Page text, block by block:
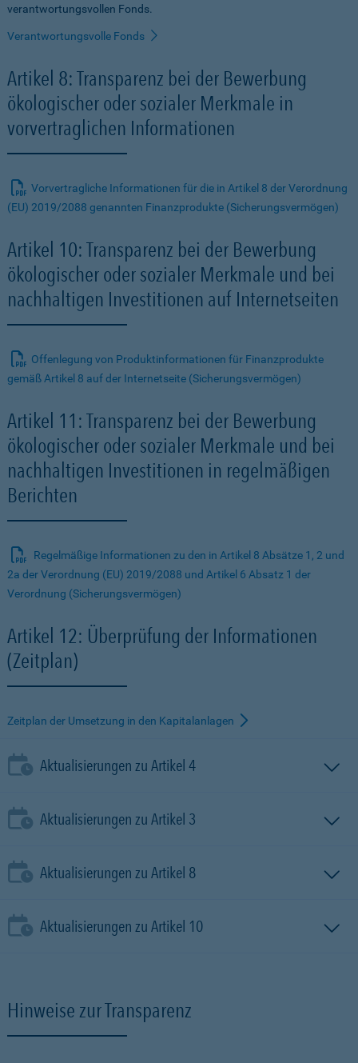
verantwortungsvollen Fonds.
Verantwortungsvolle Fonds
Artikel 8: Transparenz bei der Bewerbung
ökologischer oder sozialer Merkmale in
vorvertraglichen Informationen
Vorvertragliche Informationen für die in Artikel 8 der Verordnung
(EU) 2019/2088 genannten Finanzprodukte (Sicherungsvermögen)
Artikel 10: Transparenz bei der Bewerbung
ökologischer oder sozialer Merkmale und bei
nachhaltigen Investitionen auf Internetseiten
Offenlegung von Produktinformationen für Finanzprodukte
gemäß Artikel 8 auf der Internetseite (Sicherungsvermögen)
Artikel 11: Transparenz bei der Bewerbung
ökologischer oder sozialer Merkmale und bei
nachhaltigen Investitionen in regelmäßigen
Berichten
Regelmäßige Informationen zu den in Artikel 8 Absätze 1, 2 und
2a der Verordnung (EU) 2019/2088 und Artikel 6 Absatz 1 der
Verordnung (Sicherungsvermögen)
Artikel 12: Überprüfung der Informationen
(Zeitplan)
Zeitplan der Umsetzung in den Kapitalanlagen
Aktualisierungen zu Artikel 4
Aktualisierungen zu Artikel 3
Aktualisierungen zu Artikel 8
Aktualisierungen zu Artikel 10
Hinweise zur Transparenz